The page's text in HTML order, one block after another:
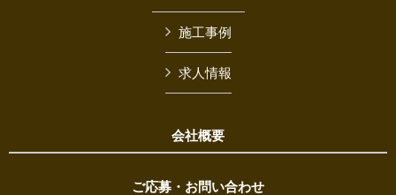
施工事例
求人情報
会社概要
ご応募・お問い合わせ